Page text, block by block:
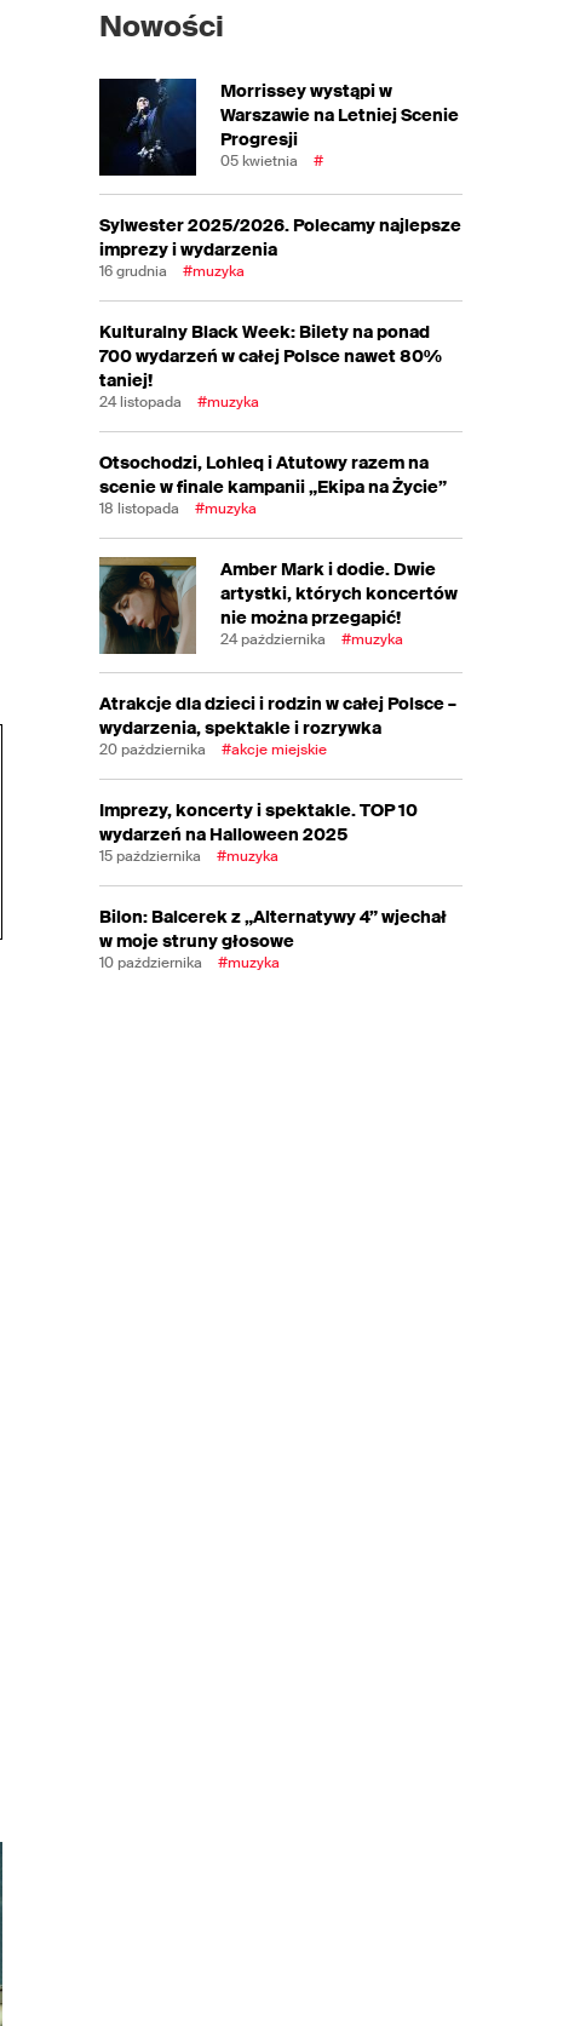
Nowości
Morrissey wystąpi w
Warszawie na Letniej Scenie
Progresji
05 kwietnia #
Sylwester 2025/2026. Polecamy najlepsze
imprezy i wydarzenia
16 grudnia #muzyka
Kulturalny Black Week: Bilety na ponad
700 wydarzeń w całej Polsce nawet 80%
taniej!
24 listopada #muzyka
Otsochodzi, Lohleq i Atutowy razem na
scenie w finale kampanii „Ekipa na Życie”
18 listopada #muzyka
Amber Mark i dodie. Dwie
artystki, których koncertów
nie można przegapić!
24 października #muzyka
Atrakcje dla dzieci i rodzin w całej Polsce –
wydarzenia, spektakle i rozrywka
20 października #akcje miejskie
Imprezy, koncerty i spektakle. TOP 10
wydarzeń na Halloween 2025
15 października #muzyka
Bilon: Balcerek z „Alternatywy 4” wjechał
w moje struny głosowe
10 października #muzyka